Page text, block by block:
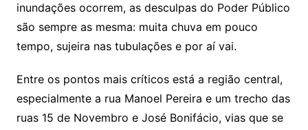
inundações ocorrem, as desculpas do Poder Público
são sempre as mesma: muita chuva em pouco
tempo, sujeira nas tubulações e por aí vai.
Entre os pontos mais críticos está a região central,
especialmente a rua Manoel Pereira e um trecho das
ruas 15 de Novembro e José Bonifácio, vias que se